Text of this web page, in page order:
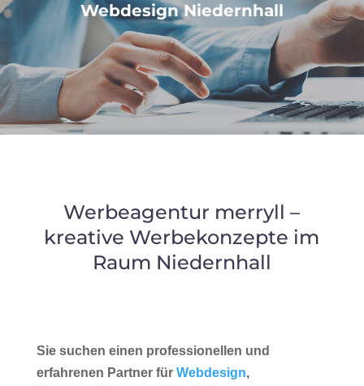
Webdesign Niedernhall
Werbeagentur merryll –
kreative Werbekonzepte im
Raum Niedernhall
Sie suchen einen professionellen und
erfahrenen Partner für Webdesign,